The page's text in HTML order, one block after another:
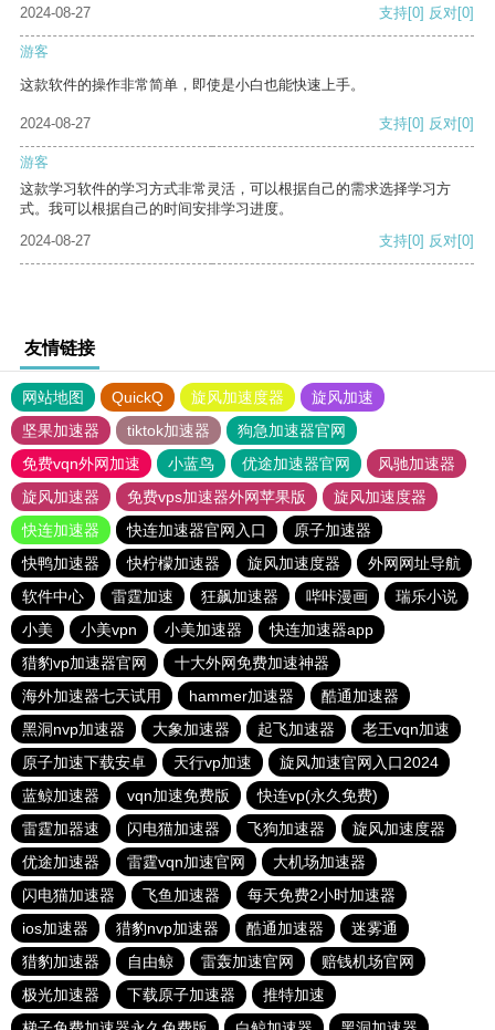
2024-08-27 支持[0] 反对[0]
游客
这款软件的操作非常简单，即使是小白也能快速上手。
2024-08-27 支持[0] 反对[0]
游客
这款学习软件的学习方式非常灵活，可以根据自己的需求选择学习方
式。我可以根据自己的时间安排学习进度。
2024-08-27
支持[0] 反对[0]
友情链接
网站地图 QuickQ 旋风加速度器
旋风加速
坚果加速器
tiktok加速器
狗急加速器官网
免费vqn外网加速
小蓝鸟 优途加速器官网
风驰加速器
旋风加速器
免费vps加速器外网苹果版
旋风加速度器
快连加速器
快连加速器官网入口
原子加速器
快鸭加速器
快柠檬加速器 旋风加速度器
外网网址导航
软件中心
雷霆加速 狂飙加速器 哔咔漫画
瑞乐小说
小美
小美vpn 小美加速器
快连加速器app
猎豹vp加速器官网
十大外网免费加速神器
海外加速器七天试用
hammer加速器
酷通加速器
黑洞nvp加速器
大象加速器 起飞加速器
老王vqn加速
原子加速下载安卓
天行vp加速
旋风加速官网入口2024
蓝鲸加速器
vqn加速免费版
快连vp(永久免费)
雷霆加器速
闪电猫加速器 飞狗加速器
旋风加速度器
优途加速器
雷霆vqn加速官网
大机场加速器
闪电猫加速器
飞鱼加速器
每天免费2小时加速器
ios加速器
猎豹nvp加速器 酷通加速器
迷雾通
猎豹加速器
自由鲸 雷轰加速官网
赔钱机场官网
极光加速器
下载原子加速器
推特加速